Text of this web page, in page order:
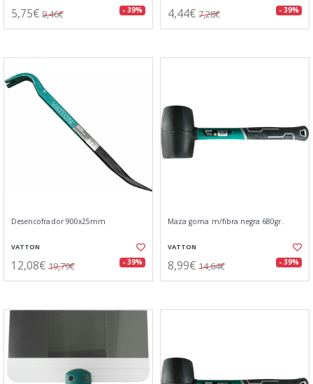
5,75€ 9,46€ - 39% 4,44€ 7,28€ - 39%
Desencofrador 900x25mm
VATTON
12,08€ 19,79€ - 39%
Maza goma m/fibra negra 680gr.
VATTON
8,99€ 14,64€ - 39%